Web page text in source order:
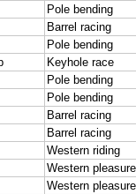
Pole bending
Barrel racing
Pole bending
Keyhole race
Pole bending
Pole bending
Barrel racing
Barrel racing
Western riding
Western pleasure
Western pleasure